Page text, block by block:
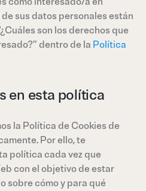
sus datos personales están
son los derechos que
dentro de la Política
en esta política
la Política de Cookies de
Por ello, te
política cada vez que
con el objetivo de estar
sobre cómo y para qué